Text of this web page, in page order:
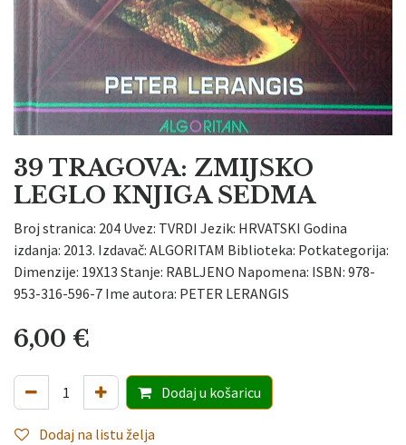
39 TRAGOVA: ZMIJSKO
LEGLO KNJIGA SEDMA
Broj stranica: 204 Uvez: TVRDI Jezik: HRVATSKI Godina
izdanja: 2013. Izdavač: ALGORITAM Biblioteka: Potkategorija:
Dimenzije: 19X13 Stanje: RABLJENO Napomena: ISBN: 978-
953-316-596-7 Ime autora: PETER LERANGIS
6,00 €
Dodaju košaricu
Dodaj na listu želja